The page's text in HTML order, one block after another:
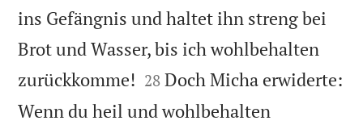
ins Gefängnis und haltet ihn streng bei
Brot und Wasser, bis ich wohlbehalten
zurückkomme! 

28 Doch Micha erwiderte:
Wenn du heil und wohlbehalten